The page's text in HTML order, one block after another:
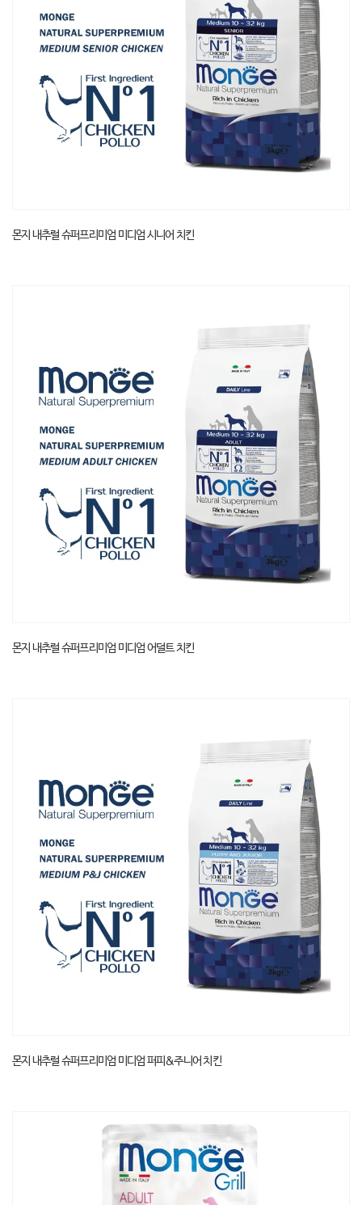
몬지 내추럴 슈퍼프리미엄 미디엄 시니어 치킨
몬지 내추럴 슈퍼프리미엄 미디엄 어덜트 치킨
몬지 내추럴 슈퍼프리미엄 미디엄 퍼피&주니어 치킨